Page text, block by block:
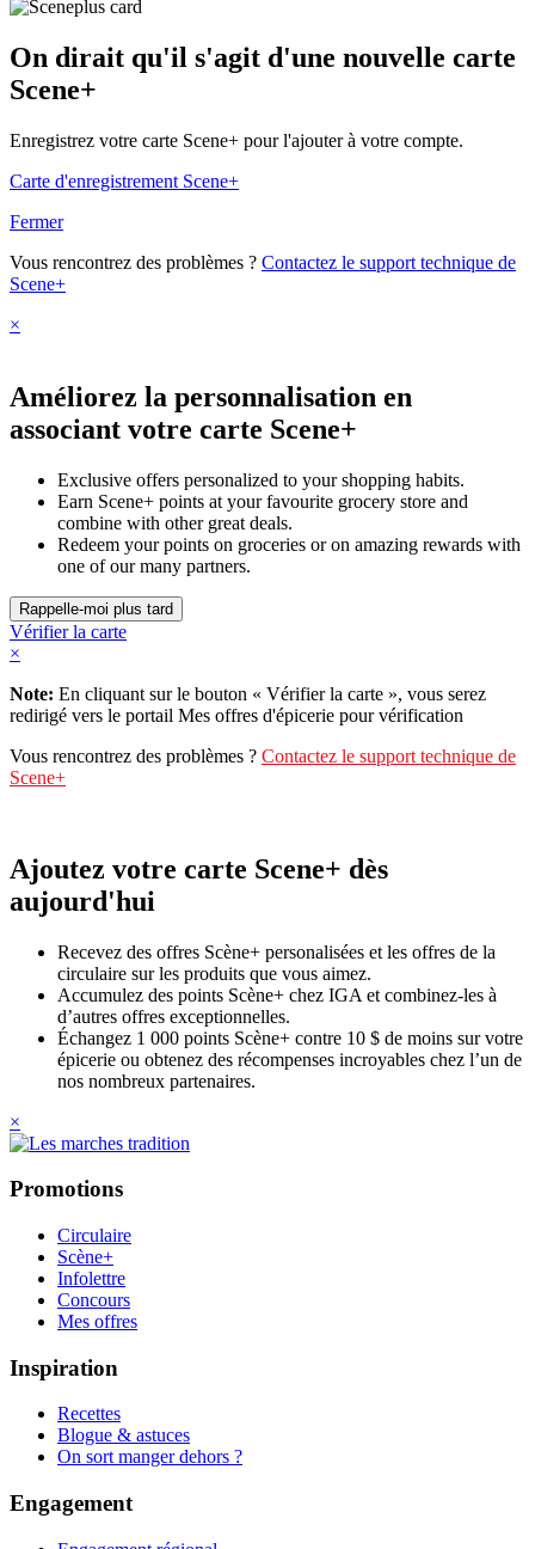
On dirait qu'il s'agit d'une nouvelle carte
Scene+
Enregistrez votre carte Scene+ pour l'ajouter à votre compte.
Carte d'enregistrement Scene+
Fermer
Vous rencontrez des problèmes ? Contactez le support technique de
Scene+
×
Améliorez la personnalisation en
associant votre carte Scene+
Exclusive offers personalized to your shopping habits.
Earn Scene+ points at your favourite grocery store and
combine with other great deals.
Redeem your points on groceries or on amazing rewards with
one of our many partners.
Vérifier la carte
×
Note: En cliquant sur le bouton « Vérifier la carte », vous serez
redirigé vers le portail Mes offres d'épicerie pour vérification
Vous rencontrez des problèmes ? Contactez le support technique de
Scene+
Ajoutez votre carte Scene+ dès
aujourd'hui
Recevez des offres Scène+ personalisées et les offres de la
circulaire sur les produits que vous aimez.
Accumulez des points Scène+ chez IGA et combinez-les à
d’autres offres exceptionnelles.
Échangez 1 000 points Scène+ contre 10 $ de moins sur votre
épicerie ou obtenez des récompenses incroyables chez l’un de
nos nombreux partenaires.
×
Promotions
Circulaire
Scène+
Infolettre
Concours
Mes offres
Inspiration
Recettes
Blogue & astuces
On sort manger dehors ?
Engagement